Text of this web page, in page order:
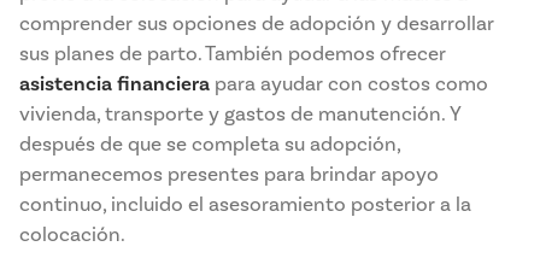
comprender sus opciones de adopción y desarrollar
sus planes de parto. También podemos ofrecer
asistencia financiera para ayudar con costos como
vivienda, transporte y gastos de manutención. Y
después de que se completa su adopción,
permanecemos presentes para brindar apoyo
continuo, incluido el asesoramiento posterior a la
colocación.